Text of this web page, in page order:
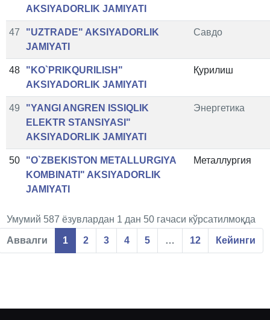
AKSIYADORLIK JAMIYATI
47
"UZTRADE" AKSIYADORLIK
JAMIYATI
Савдо
48
"KO`PRIKQURILISH"
AKSIYADORLIK JAMIYATI
Қурилиш
49
"YANGI ANGREN ISSIQLIK
ELEKTR STANSIYASI"
AKSIYADORLIK JAMIYATI
Энергетика
50
"O`ZBEKISTON METALLURGIYA
KOMBINATI" AKSIYADORLIK
JAMIYATI
Металлургия
Умумий 587 ёзувлардан 1 дан 50 гачаси кўрсатилмоқда
Аввалги 1 2 3 4 5 … 12 Кейинги